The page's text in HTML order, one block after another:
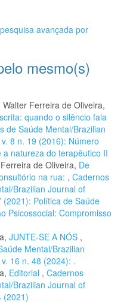
avançada por
mesmo(s)
Ferreira de Oliveira,
quando o silêncio fala
de Saúde Mental/Brazilian
8 n. 19 (2016): Número
natureza do terapêutico II
de Oliveira, De
na rua: , Cadernos
Brazilian Journal of
(2021): Política de Saúde
Psicossocial: Compromisso
JUNTE-SE A NÓS ,
Mental/Brazilian
16 n. 48 (2024): .
Editorial , Cadernos
Brazilian Journal of
(2021)